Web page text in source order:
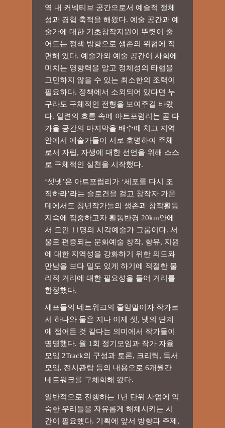
역 내 커넥티브 공간으로서 예술적 정체
성과 경험 축적을 해왔다. 예술 공간과 예
술가에 대한 기초창작지원이 뚜렷이 줄
어드는 정책 방향으로 생존의 위협에 직
면해 있다. 예술가와 예술 공간이 사회에
미치는 영향력을 알고 정체성의 타협을
고민하지 않을 수 있는 최소한의 조력이
필요하다. 정책에서 소외되어 있다면 누
구라도 구체적인 전형을 보여주길 바랐
다. 일련의 흐름 속에 아트포럼리는 곧 다
가올 공간의 마지막을 배수에 치고 지역
안에서 예술가들이 서로 호명하여 주체
로서 자립, 자생에 대한 선언을 위해 스스
로 구체적인 실천을 시작했다.
‘셋넷’은 아트포럼리가 ‘세포를 다시 조
직하라’라는 슬로건을 걸고 창작자 가운
데에서도 청년작가들의 생존과 창작활동
지속에 집중하고자 활동반경 20km안에
서 모인 11명의 시각예술가 그룹이다. 서
울로 편중되는 문화예술 창작, 향유, 지원
에 대한 지역성을 강화하기 위한 의도와
만남을 보다 밀도 있게 하기에 적절한 물
리적 거리에 대한 필요성을 들어 거리를
한정했다.
세포들의 네트워크의 줄임말이자 작가로
서 하나와 둘은 지나 이제 셋, 넷의 단계
에 접어든 것 같다는 의미에서 작가들이
명명했다. 월 1회 정기모임과 작가 자율
모임 2Track의 구성과 토론, 크리틱, 독서
모임, 전시관람 등의 내용으로 6개월간
네트워크를 구체화해 왔다.
일반적으로 진행하는 1년 단위 사업에 익
숙한 우리들을 자유롭게 해체시키는 시
간이 필요했다. 기획에 앞서 방향과 주제,